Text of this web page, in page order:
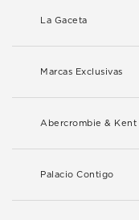
La Gaceta
Marcas Exclusivas
Abercrombie & Kent
Palacio Contigo